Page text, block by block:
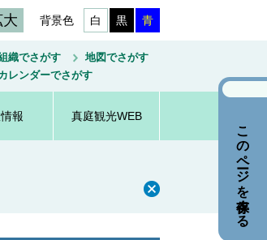
大 背景色 白 黒 青
織でさがす
地図でさがす
レンダーでさがす
報 真庭観光WEB
このページを保存する